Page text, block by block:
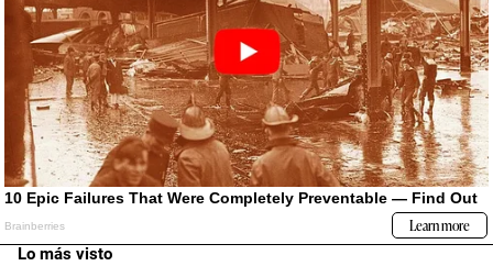
Lo más visto